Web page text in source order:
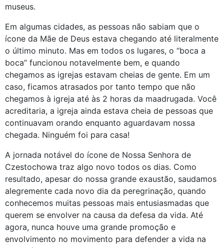
museus.
Em algumas cidades, as pessoas não sabiam que o
ícone da Mãe de Deus estava chegando até literalmente
o último minuto. Mas em todos os lugares, o “boca a
boca” funcionou notavelmente bem, e quando
chegamos as igrejas estavam cheias de gente. Em um
caso, ficamos atrasados ​​por tanto tempo que não
chegamos à igreja até às 2 horas da maadrugada. Você
acreditaria, a igreja ainda estava cheia de pessoas que
continuavam orando enquanto aguardavam nossa
chegada. Ninguém foi para casa!
A jornada notável do ícone de Nossa Senhora de
Czestochowa traz algo novo todos os dias. Como
resultado, apesar do nossa grande exaustão, saudamos
alegremente cada novo dia da peregrinação, quando
conhecemos muitas pessoas mais entusiasmadas que
querem se envolver na causa da defesa da vida. Até
agora, nunca houve uma grande promoção e
envolvimento no movimento para defender a vida na